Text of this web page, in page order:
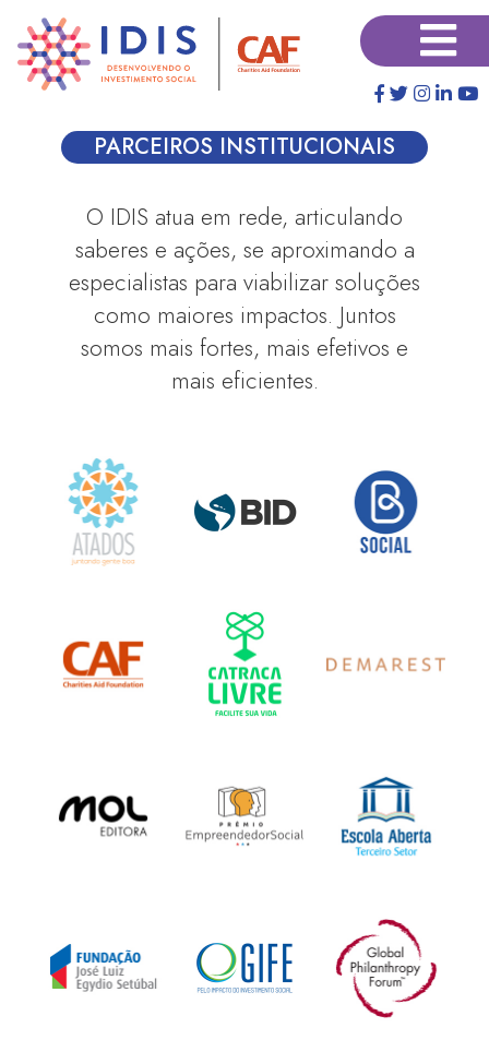
para
conteúdo
×
PARCEIROS INSTITUCIONAIS
O IDIS atua em rede, articulando
saberes e ações, se aproximando a
especialistas para viabilizar soluções
como maiores impactos. Juntos
somos mais fortes, mais efetivos e
mais eficientes.